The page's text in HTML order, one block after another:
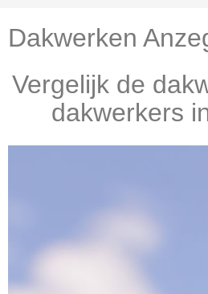
Dakwerken
Vergelijk de
dakwerkers